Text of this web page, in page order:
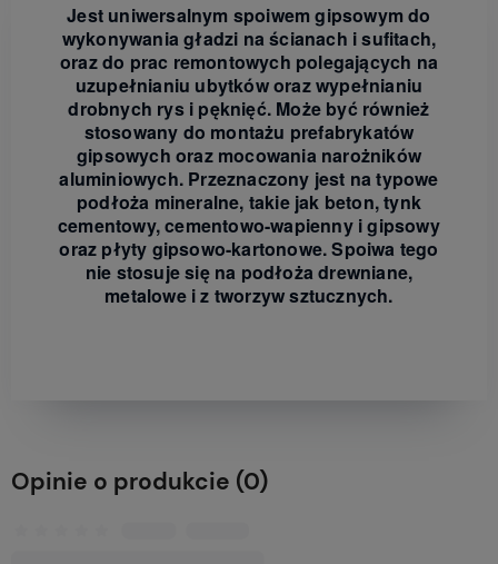
Jest uniwersalnym spoiwem gipsowym do
wykonywania gładzi na ścianach i sufitach,
oraz do prac remontowych polegających na
uzupełnianiu ubytków oraz wypełnianiu
drobnych rys i pęknięć. Może być również
stosowany do montażu prefabrykatów
gipsowych oraz mocowania narożników
aluminiowych. Przeznaczony jest na typowe
podłoża mineralne, takie jak beton, tynk
cementowy, cementowo-wapienny i gipsowy
oraz płyty gipsowo-kartonowe. Spoiwa tego
nie stosuje się na podłoża drewniane,
metalowe i z tworzyw sztucznych.
Opinie o produkcie (0)